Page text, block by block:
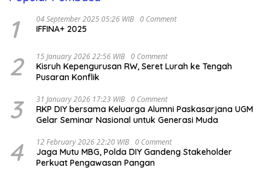
1 04 September 2025 05:26 WIB 0 Comment
IFFINA+ 2025
2 15 January 2026 22:56 WIB 0 Comment
Kisruh Kepengurusan RW, Seret Lurah ke Tengah
Pusaran Konflik
3 31 January 2026 17:23 WIB 0 Comment
RKP DIY bersama Keluarga Alumni Paskasarjana UGM
Gelar Seminar Nasional untuk Generasi Muda
4 12 February 2026 22:20 WIB 0 Comment
Jaga Mutu MBG, Polda DIY Gandeng Stakeholder
Perkuat Pengawasan Pangan